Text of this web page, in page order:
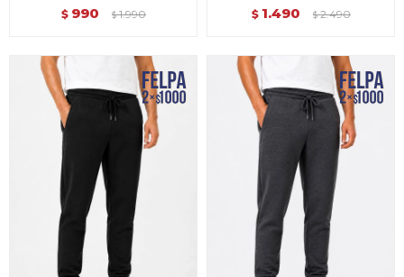
$ 990 $ 1.990 $ 1.490 $ 2.490